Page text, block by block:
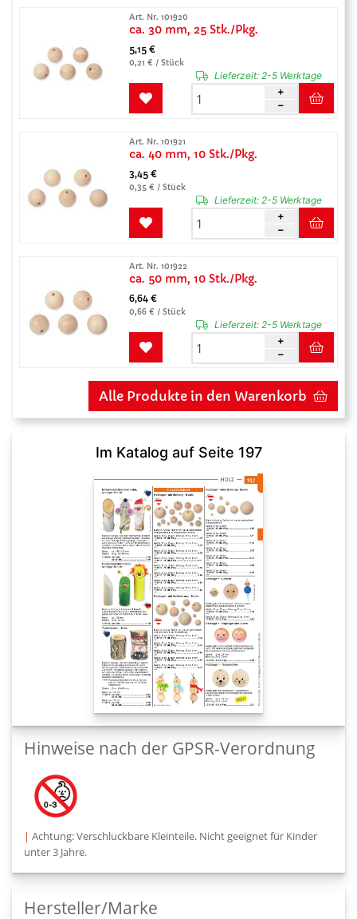
Art. Nr. 101920
ca. 30 mm, 25 Stk./Pkg.
5,15 €
0,21 € / Stück
Lieferzeit:2-5 Werktage
Art. Nr. 101921
ca. 40 mm, 10 Stk./Pkg.
3,45 €
0,35 € / Stück
Lieferzeit:2-5 Werktage
Art. Nr. 101922
ca. 50 mm, 10 Stk./Pkg.
6,64 €
0,66 € / Stück
Lieferzeit:2-5 Werktage
Alle Produkte in den Warenkorb
Im Katalog auf Seite 197
Hinweise nach der GPSR-Verordnung
| Achtung: Verschluckbare Kleinteile. Nicht geeignet für Kinder
unter 3 Jahre.
Hersteller/Marke